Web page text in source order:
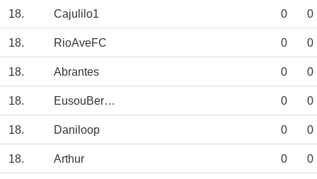
18. Cajulilo1 0 0
18. RioAveFC 0 0
18. Abrantes 0 0
18. EusouBernardo 0 0
18. Daniloop 0 0
18. Arthur 0 0